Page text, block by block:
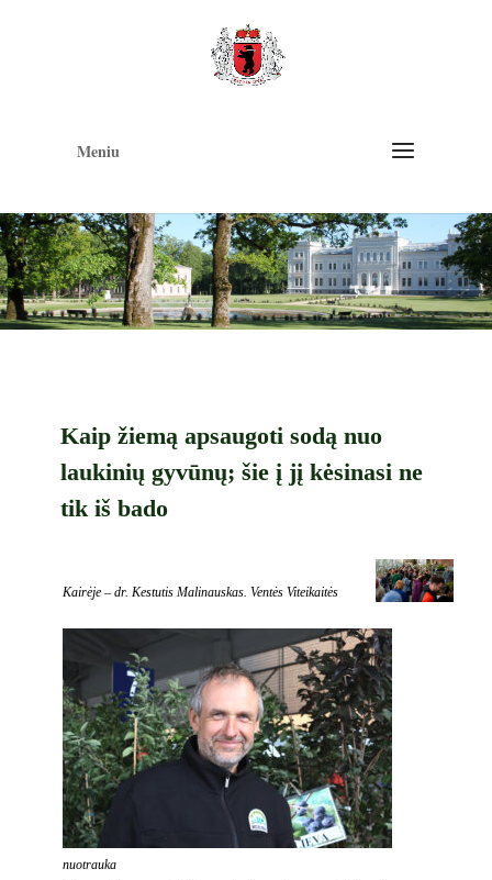
Meniu
Kaip žiemą apsaugoti sodą nuo
laukinių gyvūnų; šie į jį kėsinasi ne
tik iš bado
Kairėje – dr. Kestutis Malinauskas. Ventės Viteikaitės
nuotrauka